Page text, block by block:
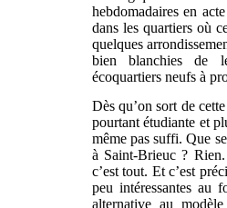
hebdomadaires en
dans les quartiers où
quelques
bien blanchies de
écoquartiers neufs à
Dès qu’on sort de
pourtant étudiante et
même pas suffi. Que
à Saint-Brieuc ?
c’est tout. Et c’est
peu intéressantes au
alternative au